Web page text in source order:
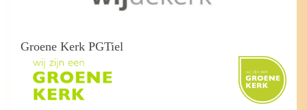
Groene Kerk PGTiel